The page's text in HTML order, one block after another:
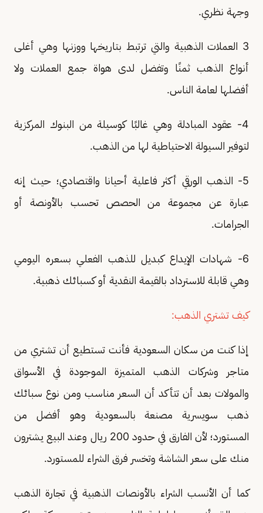
وجهة نظري.
3 العملات الذهبية والتي ترتبط بتاريخها ووزنها وهي أغلى
أنواع الذهب ثمنًا وتفضل لدى هواة جمع العملات ولا
أفضلها لعامة الناس.
4- عقود المبادلة وهي غالبًا كوسيلة من البنوك المركزية
لتوفير السيولة الاحتياطية لها من الذهب.
5- الذهب الورقي أكثر فاعلية أحيانا واقتصادي؛ حيث إنه
عبارة عن مجموعة من الحصص تحسب بالأونصة أو
الجرامات.
6- شهادات الإيداع كبديل للذهب الفعلي بسعره اليومي
وهي قابلة للاسترداد بالقيمة النقدية أو كسبائك ذهبية.
كيف تشتري الذهب:
إذا كنت من سكان السعودية فأنت تستطيع أن تشتري من
متاجر وشركات الذهب المتميزة الموجودة في الأسواق
والمولات بعد أن تتأكد أن السعر مناسب ومن نوع سبائك
ذهب سويسرية مصنعة بالسعودية وهو أفضل من
المستورد؛ لأن الفارق في حدود 200 ريال وعند البيع يشترون
منك على سعر الشاشة وتخسر فرق الشراء للمستورد.
كما أن الأنسب الشراء بالأونصات الذهبية في تجارة الذهب